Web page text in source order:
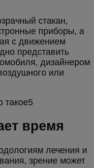
стакан,
приборы, а
с движением
представить
дизайнером
или
время
лечения и
зрение может